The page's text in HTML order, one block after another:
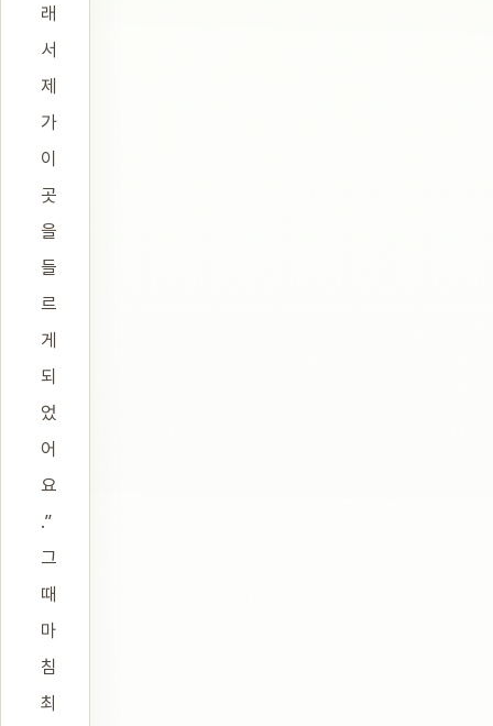
래
서
제
가
이
곳
을
들
르
게
되
었
어
요
.”
그
때
마
침
최